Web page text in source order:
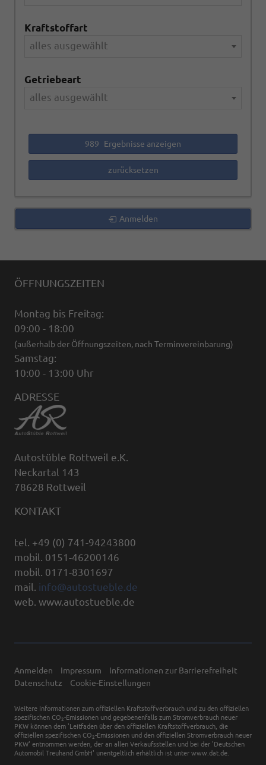
Kraftstoffart
alles ausgewählt
Getriebeart
alles ausgewählt
989 Ergebnisse anzeigen
zurücksetzen
Anmelden
ÖFFNUNGSZEITEN
Montag bis Freitag:
09:00 - 18:00
(außerhalb der Öffnungszeiten, nach Terminvereinbarung)
Samstag:
10:00 - 13:00 Uhr
ADRESSE
Autostüble Rottweil e.K.
Neckartal 143
78628 Rottweil
KONTAKT
tel. +49 (0) 741-94243800
mobil. 0151-46200146
mobil. 0171-8301697
mail. info@autostueble.de
web. www.autostueble.de
Anmelden Impressum
Informationen zur Barrierefreiheit
Datenschutz
Cookie-Einstellungen
Weitere Informationen zum offiziellen Kraftstoffverbrauch und zu den offiziellen
spezifischen CO 2-Emissionen und gegebenenfalls zum Stromverbrauch neuer
PKW können dem 'Leitfaden über den offiziellen Kraftstoffverbrauch, die
offiziellen spezifischen CO 2-Emissionen und den offiziellen Stromverbrauch neuer
PKW' entnommen werden, der an allen Verkaufsstellen und bei der 'Deutschen
Automobil Treuhand GmbH' unentgeltlich erhältlich ist unter www.dat.de.